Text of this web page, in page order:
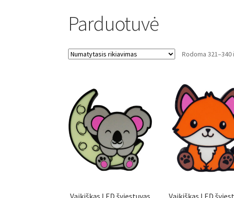
Parduotuvė
Rodoma 321–340
Vaikiškas LED šviestuvas
Vaikiškas LED